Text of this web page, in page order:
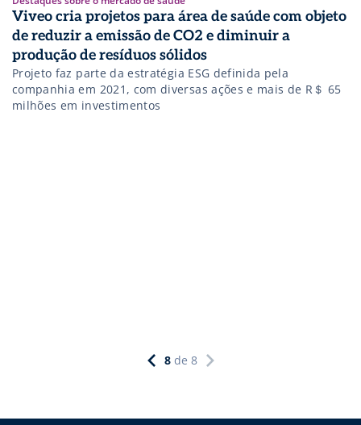
Viveo cria projetos para área de saúde com objeto
de reduzir a emissão de CO2 e diminuir a
produção de resíduos sólidos
Projeto faz parte da estratégia ESG definida pela
companhia em 2021, com diversas ações e mais de R＄ 65
milhões em investimentos
8 de 8